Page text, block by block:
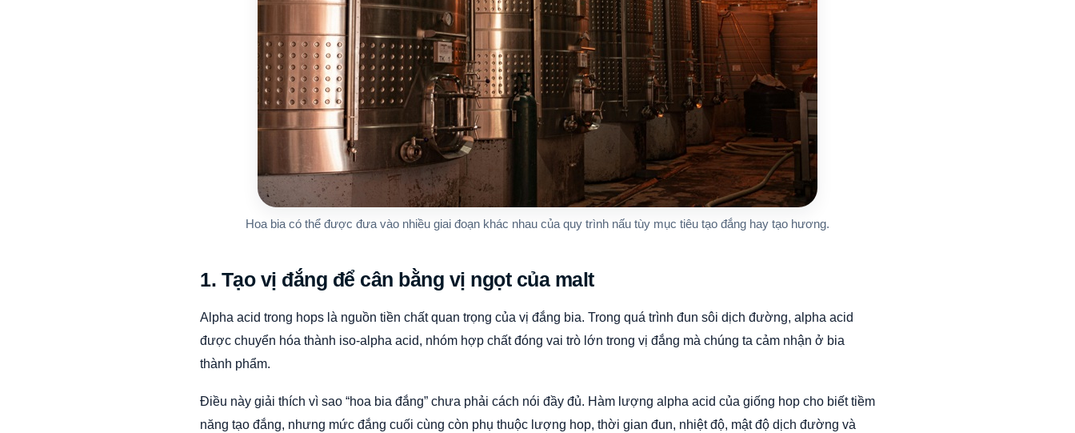
Hoa bia có thể được đưa vào nhiều giai đoạn khác nhau của quy trình nấu tùy mục tiêu tạo đắng hay tạo hương.
1. Tạo vị đắng để cân bằng vị ngọt của malt
Alpha acid trong hops là nguồn tiền chất quan trọng của vị đắng bia. Trong quá trình đun sôi dịch đường, alpha acid
được chuyển hóa thành iso-alpha acid, nhóm hợp chất đóng vai trò lớn trong vị đắng mà chúng ta cảm nhận ở bia
thành phẩm.
Điều này giải thích vì sao “hoa bia đắng” chưa phải cách nói đầy đủ. Hàm lượng alpha acid của giống hop cho biết tiềm
năng tạo đắng, nhưng mức đắng cuối cùng còn phụ thuộc lượng hop, thời gian đun, nhiệt độ, mật độ dịch đường và